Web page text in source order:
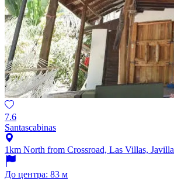
7.6
Santascabinas
1km North from Crossroad, Las Villas, Javilla
До центра: 83 м